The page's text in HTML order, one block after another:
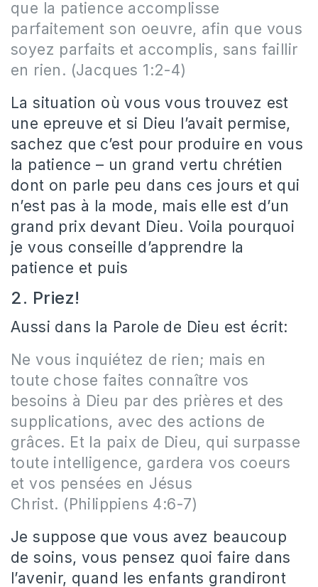
que la patience accomplisse
parfaitement son oeuvre, afin que vous
soyez parfaits et accomplis, sans faillir
en rien. (Jacques 1:2-4)
La situation où vous vous trouvez est
une epreuve et si Dieu l’avait permise,
sachez que c’est pour produire en vous
la patience – un grand vertu chrétien
dont on parle peu dans ces jours et qui
n’est pas à la mode, mais elle est d’un
grand prix devant Dieu. Voila pourquoi
je vous conseille d’apprendre la
patience et puis
2. Priez!
Aussi dans la Parole de Dieu est écrit:
Ne vous inquiétez de rien; mais en
toute chose faites connaître vos
besoins à Dieu par des prières et des
supplications, avec des actions de
grâces. Et la paix de Dieu, qui surpasse
toute intelligence, gardera vos coeurs
et vos pensées en Jésus
Christ. (Philippiens 4:6-7)
Je suppose que vous avez beaucoup
de soins, vous pensez quoi faire dans
l’avenir, quand les enfants grandiront